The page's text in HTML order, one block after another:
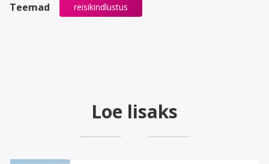
Teemad reisikindlustus
Loe lisaks